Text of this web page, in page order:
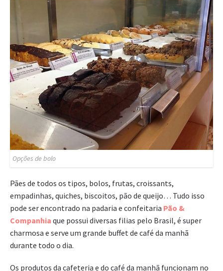
Opções de bolo
Pães de todos os tipos, bolos, frutas, croissants,
empadinhas, quiches, biscoitos, pão de queijo… Tudo isso
pode ser encontrado na padaria e confeitaria Pão &
Companhia que possui diversas filias pelo Brasil, é super
charmosa e serve um grande buffet de café da manhã
durante todo o dia.
Os produtos da cafeteria e do café da manhã funcionam no